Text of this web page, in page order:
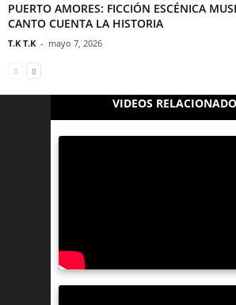
PUERTO AMORES: FICCIÓN ESCÉNICA
CANTO CUENTA LA HISTORIA
T.K T.K - mayo 7, 2026
VIDEOS